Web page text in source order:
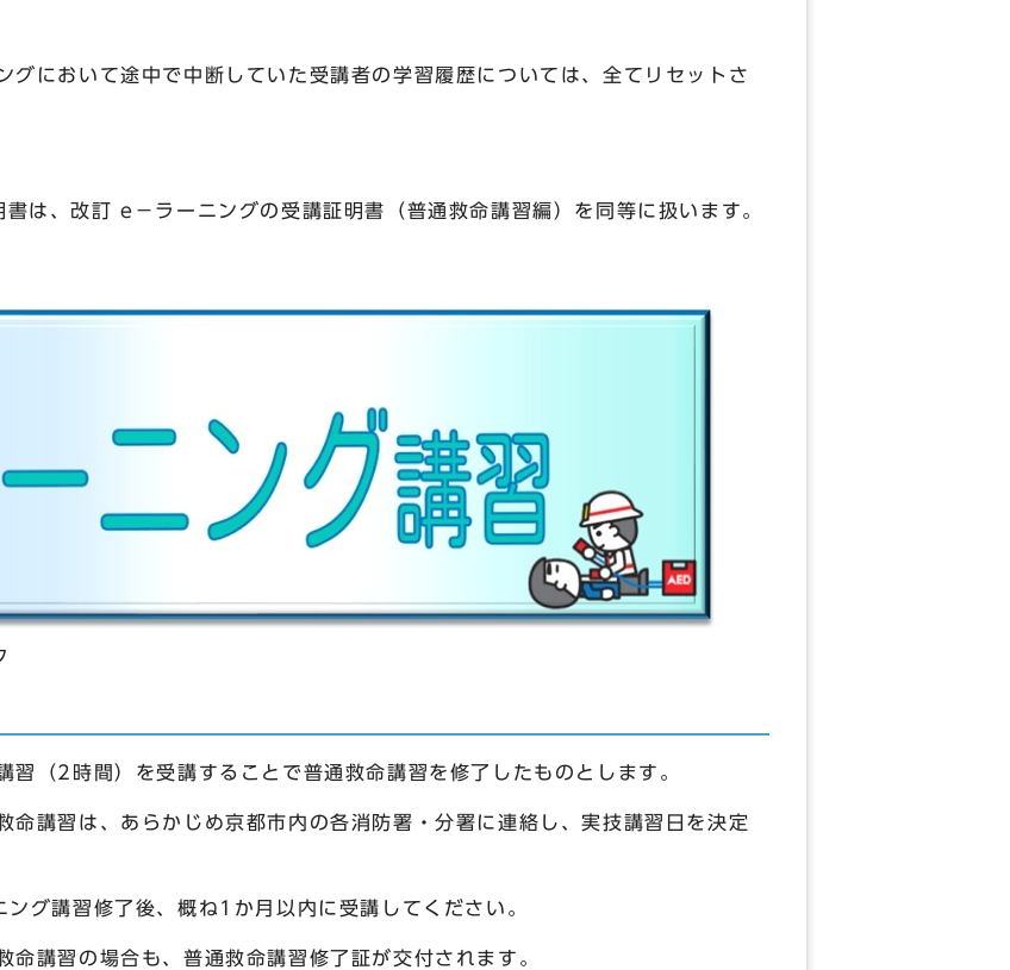
グにおいて途中で中断していた受講者の学習履歴については、全てリセットさ
は、改訂 e－ラーニングの受講証明書（普通救命講習編）を同等に扱います。
習（2時間）を受講することで普通救命講習を修了したものとします。
命講習は、あらかじめ京都市内の各消防署・分署に連絡し、実技講習日を決定
グ講習修了後、概ね1か月以内に受講してください。
命講習の場合も、普通救命講習修了証が交付されます。